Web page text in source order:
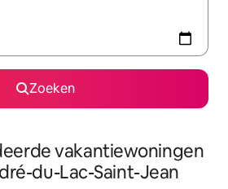
Zoeken
vakantiewoningen
du-Lac-Saint-Jean